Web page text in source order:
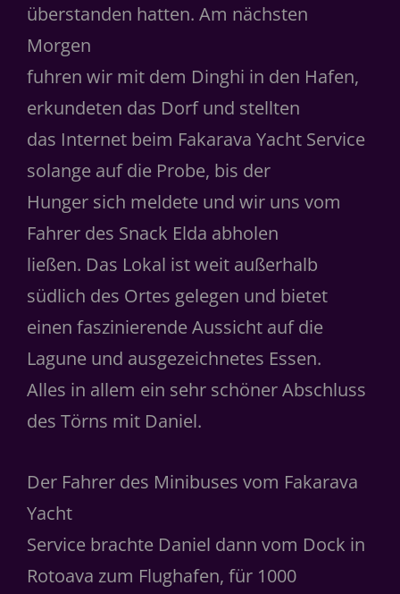
überstanden hatten. Am nächsten
Morgen
fuhren wir mit dem Dinghi in den Hafen,
erkundeten das Dorf und stellten
das Internet beim Fakarava Yacht Service
solange auf die Probe, bis der
Hunger sich meldete und wir uns vom
Fahrer des Snack Elda abholen
ließen. Das Lokal ist weit außerhalb
südlich des Ortes gelegen und bietet
einen faszinierende Aussicht auf die
Lagune und ausgezeichnetes Essen.
Alles in allem ein sehr schöner Abschluss
des Törns mit Daniel.
Der Fahrer des Minibuses vom Fakarava
Yacht
Service brachte Daniel dann vom Dock in
Rotoava zum Flughafen, für 1000